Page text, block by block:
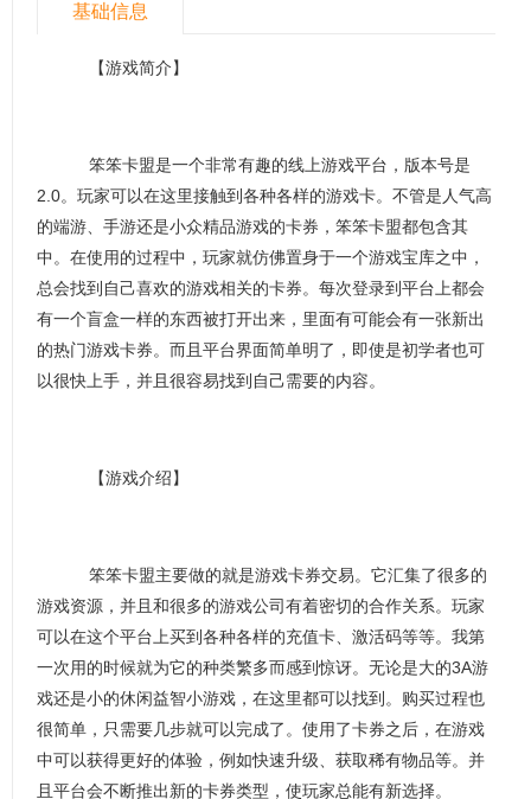
基础信息
【游戏简介】
笨笨卡盟是一个非常有趣的线上游戏平台，版本号是
2.0。玩家可以在这里接触到各种各样的游戏卡。不管是人气高
的端游、手游还是小众精品游戏的卡券，笨笨卡盟都包含其
中。在使用的过程中，玩家就仿佛置身于一个游戏宝库之中，
总会找到自己喜欢的游戏相关的卡券。每次登录到平台上都会
有一个盲盒一样的东西被打开出来，里面有可能会有一张新出
的热门游戏卡券。而且平台界面简单明了，即使是初学者也可
以很快上手，并且很容易找到自己需要的内容。
【游戏介绍】
笨笨卡盟主要做的就是游戏卡券交易。它汇集了很多的
游戏资源，并且和很多的游戏公司有着密切的合作关系。玩家
可以在这个平台上买到各种各样的充值卡、激活码等等。我第
一次用的时候就为它的种类繁多而感到惊讶。无论是大的3A游
戏还是小的休闲益智小游戏，在这里都可以找到。购买过程也
很简单，只需要几步就可以完成了。使用了卡券之后，在游戏
中可以获得更好的体验，例如快速升级、获取稀有物品等。并
且平台会不断推出新的卡券类型，使玩家总能有新选择。